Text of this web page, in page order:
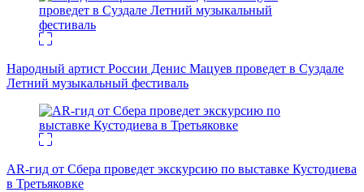
Народный артист России Денис Мацуев проведет в Суздале
Летний музыкальный фестиваль
AR-гид от Сбера проведет экскурсию по выставке Кустодиева
в Третьяковке